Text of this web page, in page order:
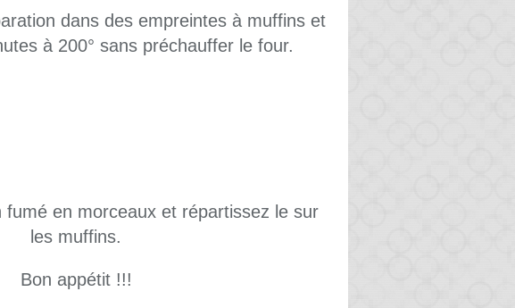
dans des empreintes à muffins et
à 200° sans préchauffer le four.
fumé en morceaux et répartissez le sur
les muffins.
Bon appétit !!!